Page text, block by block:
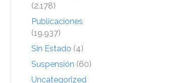
(2.178)
Publicaciones
(19.937)
Sin Estado (4)
Suspensión (60)
Uncategorized